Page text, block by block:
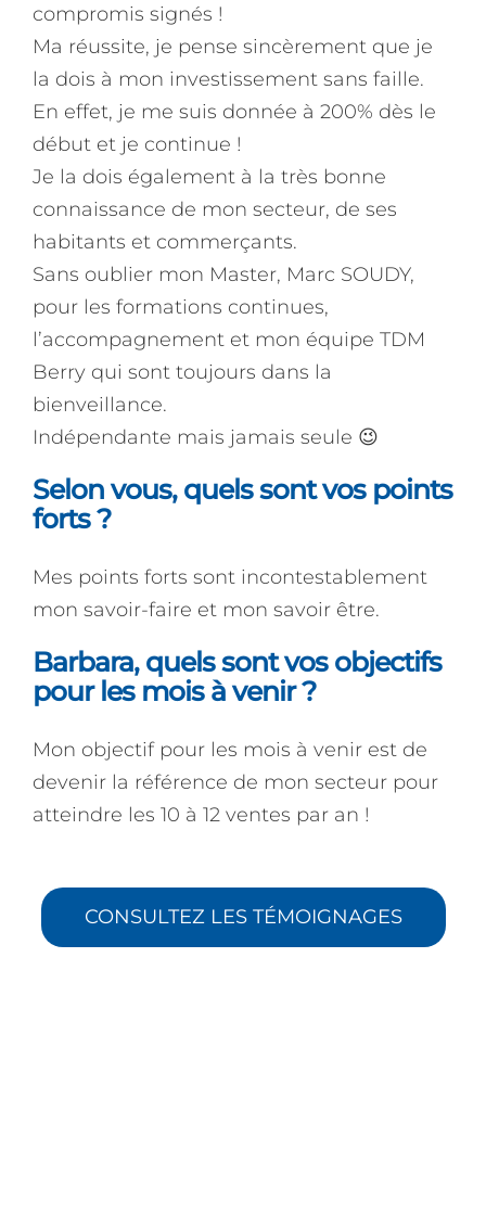
compromis signés !
Ma réussite, je pense sincèrement que je
la dois à mon investissement sans faille.
En effet, je me suis donnée à 200% dès le
début et je continue !
Je la dois également à la très bonne
connaissance de mon secteur, de ses
habitants et commerçants.
Sans oublier mon Master, Marc SOUDY,
pour les formations continues,
l’accompagnement et mon équipe TDM
Berry qui sont toujours dans la
bienveillance.
Indépendante mais jamais seule 😉
Selon vous, quels sont vos points
forts ?
Mes points forts sont incontestablement
mon savoir-faire et mon savoir être.
Barbara, quels sont vos objectifs
pour les mois à venir ?
Mon objectif pour les mois à venir est de
devenir la référence de mon secteur pour
atteindre les 10 à 12 ventes par an !
CONSULTEZ LES TÉMOIGNAGES